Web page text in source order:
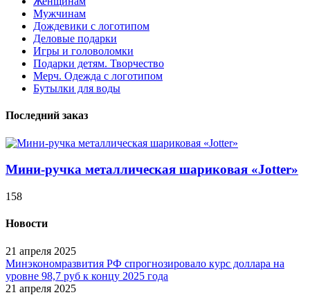
Мужчинам
Дождевики с логотипом
Деловые подарки
Игры и головоломки
Подарки детям. Творчество
Мерч. Одежда с логотипом
Бутылки для воды
Последний заказ
Мини-ручка металлическая шариковая «Jotter»
158
Новости
21 апреля 2025
Минэкономразвития РФ спрогнозировало курс доллара на
уровне 98,7 руб к концу 2025 года
21 апреля 2025